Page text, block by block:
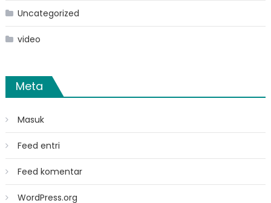
Uncategorized
video
Meta
Masuk
Feed entri
Feed komentar
WordPress.org